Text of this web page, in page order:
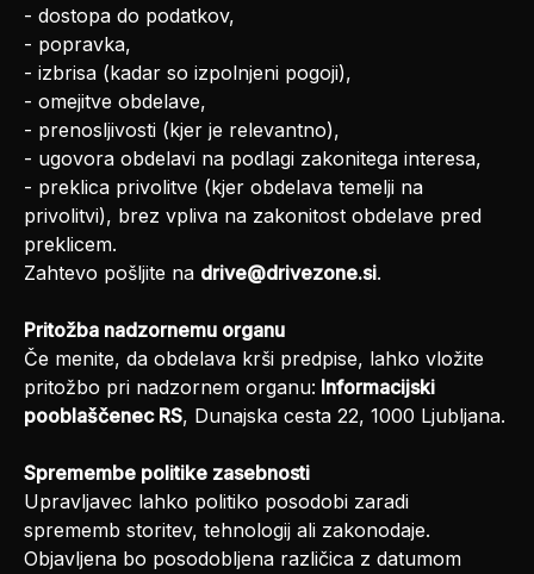
- dostopa do podatkov,
- popravka,
- izbrisa (kadar so izpolnjeni pogoji),
- omejitve obdelave,
- prenosljivosti (kjer je relevantno),
- ugovora obdelavi na podlagi zakonitega interesa,
- preklica privolitve (kjer obdelava temelji na
privolitvi), brez vpliva na zakonitost obdelave pred
preklicem.
Zahtevo pošljite na drive@drivezone.si.
Pritožba nadzornemu organu
Če menite, da obdelava krši predpise, lahko vložite
pritožbo pri nadzornem organu: Informacijski
pooblaščenec RS, Dunajska cesta 22, 1000 Ljubljana.
Spremembe politike zasebnosti
Upravljavec lahko politiko posodobi zaradi
sprememb storitev, tehnologij ali zakonodaje.
Objavljena bo posodobljena različica z datumom